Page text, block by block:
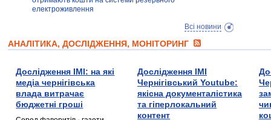
електроживлення
Всі новини
АНАЛІТИКА, ДОСЛІДЖЕННЯ, МОНІТОРИНГ
Дослідження ІМІ: на які
медіа чернігівська
влада витрачає
бюджетні гроші
Дослідження ІМІ
Чернігівський Youtube:
якісна документалістика
та гіперлокальний
контент